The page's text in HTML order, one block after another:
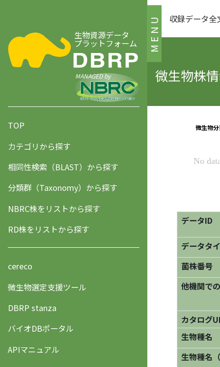
MENU
生物資源データ
プラットフォーム
MANAGED by
TOP
カテゴリから探す
相同性検索（BLAST）から探す
分類群（Taxonomy）から探す
NBRC株をリストから探す
RD株をリストから探す
cereco
微生物選定支援ツール
DBRP stanza
バイオDBポータル
APIマニュアル
収録データ全
微生物株
データID
データタ
菌株番号
他機関で
カタログ
生物種名
生物種名